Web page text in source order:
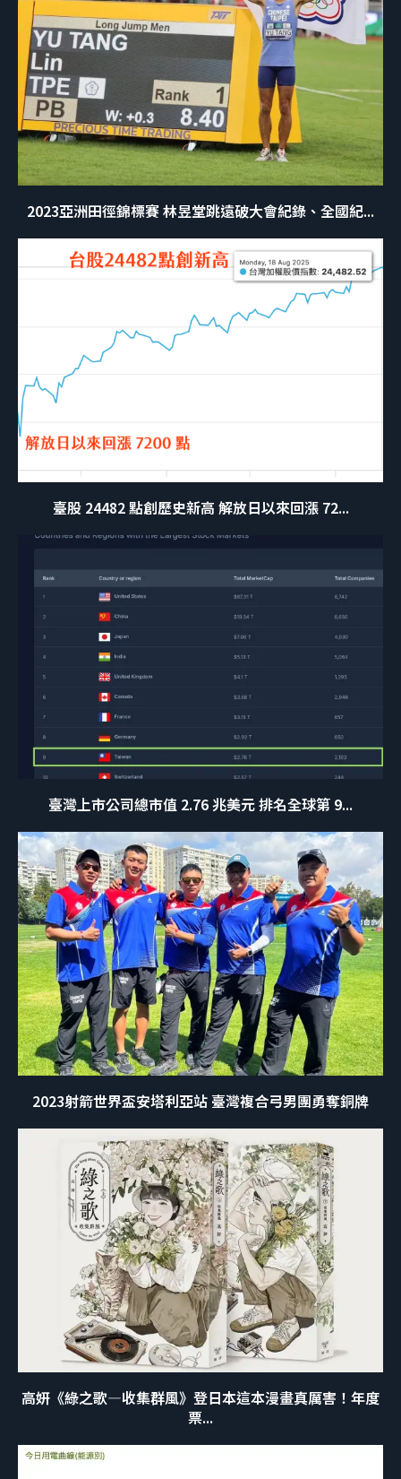
2023亞洲田徑錦標賽 林昱堂跳遠破大會紀錄、全國紀...
臺股 24482 點創歷史新高 解放日以來回漲 72...
臺灣上市公司總市值 2.76 兆美元 排名全球第 9...
2023射箭世界盃安塔利亞站 臺灣複合弓男團勇奪銅牌
高妍《綠之歌—收集群風》登日本這本漫畫真厲害！年度
票...